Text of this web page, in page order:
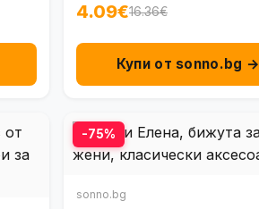
4.09€16.36€
Купи от sonno.bg →
-75%
sonno.bg